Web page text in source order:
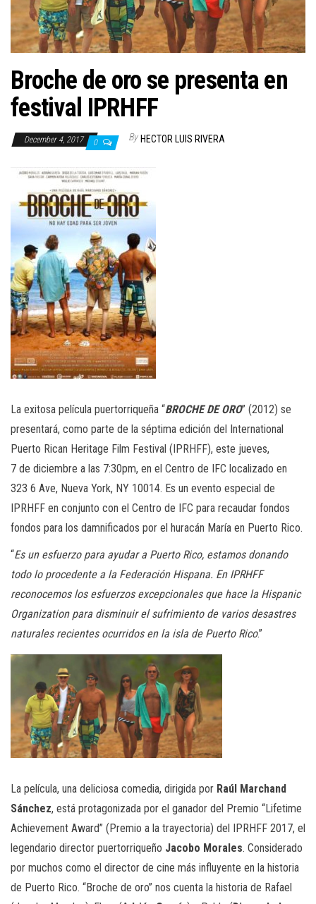
Broche de oro se presenta en
festival IPRHFF
December 4, 2017 0 By HECTOR LUIS RIVERA
La exitosa película puertorriqueña “BROCHE DE ORO” (2012) se
presentará, como parte de la séptima edición del International
Puerto Rican Heritage Film Festival (IPRHFF), este jueves,
7 de diciembre a las 7:30pm, en el Centro de IFC localizado en
323 6 Ave, Nueva York, NY 10014. Es un evento especial de
IPRHFF en conjunto con el Centro de IFC para recaudar fondos
fondos para los damnificados por el huracán María en Puerto Rico.
“Es un esfuerzo para ayudar a Puerto Rico, estamos donando
todo lo procedente a la Federación Hispana. En IPRHFF
reconocemos los esfuerzos excepcionales que hace la Hispanic
Organization para disminuir el sufrimiento de varios desastres
naturales recientes ocurridos en la isla de Puerto Rico.”
La película, una deliciosa comedia, dirigida por Raúl Marchand
Sánchez, está protagonizada por el ganador del Premio “Lifetime
Achievement Award” (Premio a la trayectoria) del IPRHFF 2017, el
legendario director puertorriqueño Jacobo Morales. Considerado
por muchos como el director de cine más influyente en la historia
de Puerto Rico. “Broche de oro” nos cuenta la historia de Rafael